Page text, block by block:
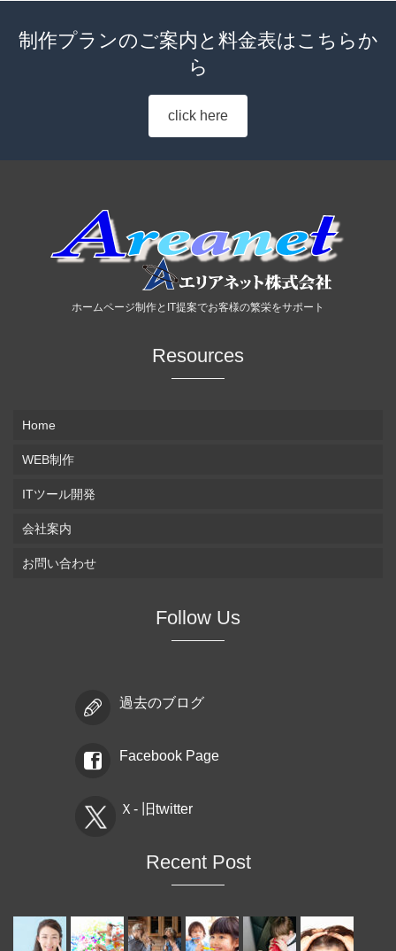
制作プランのご案内と料金表はこちらか
ら
click here
ホームページ制作とIT提案でお客様の繁栄をサポート
Resources
Home
WEB制作
ITツール開発
会社案内
お問い合わせ
Follow Us
過去のブログ
Facebook Page
Ｘ- 旧twitter
Recent Post